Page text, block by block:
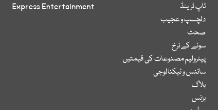
ٹاپ ٹرینڈ
دلچسپ و عجیب
صحت
سونے کے نرخ
پیٹرولیم مصنوعات کی قیمتیں
سائنس و ٹیکنالوجی
بلاگ
بزنس
Express Entertainment